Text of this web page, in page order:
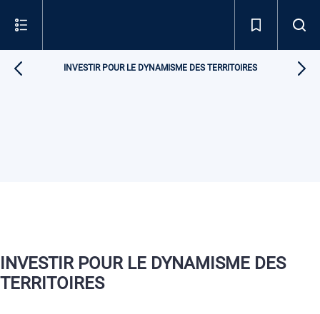
INVESTIR POUR LE DYNAMISME DES TERRITOIRES
INVESTIR POUR LE DYNAMISME DES
TERRITOIRES